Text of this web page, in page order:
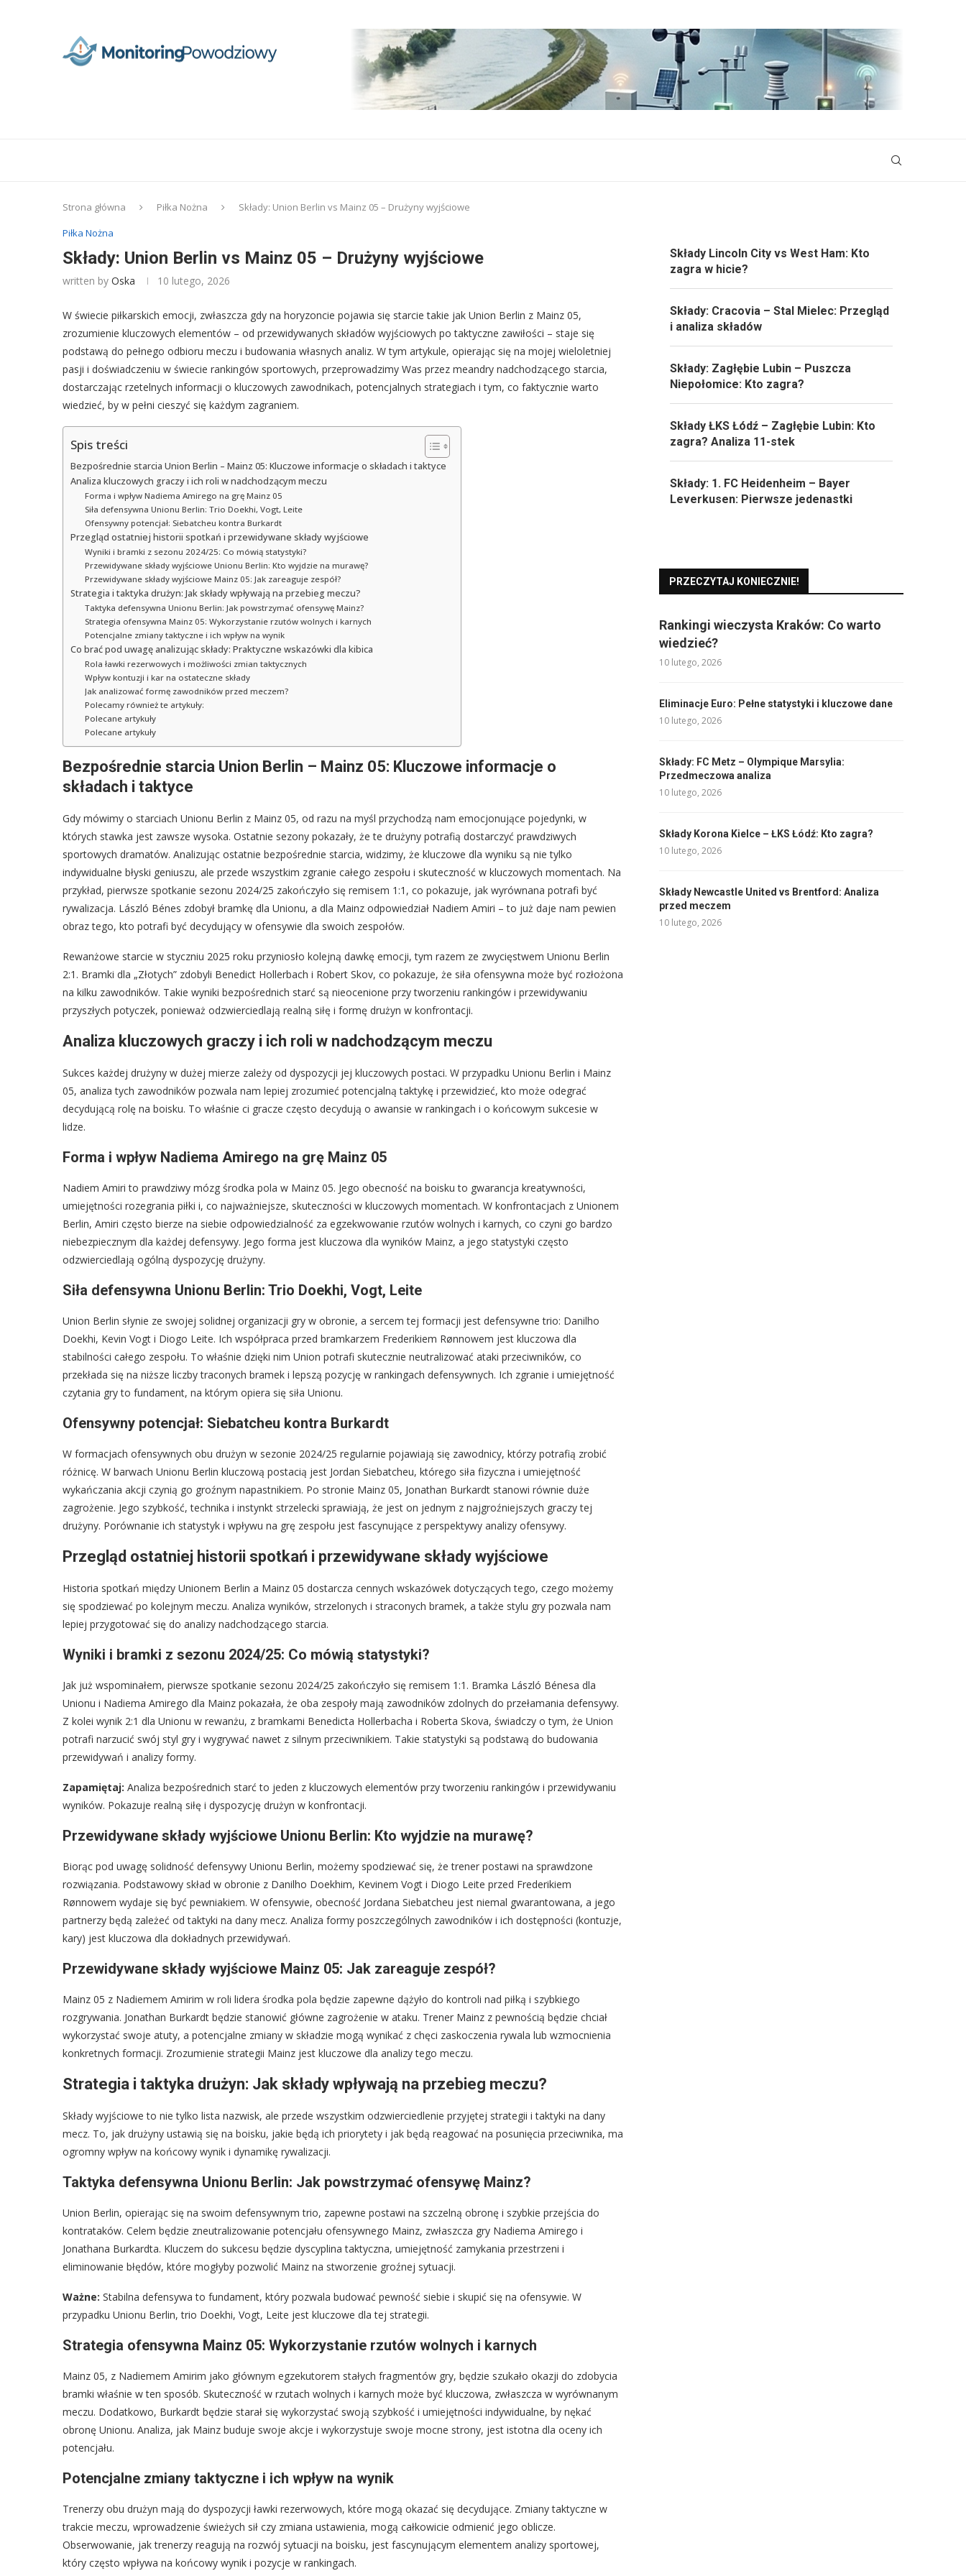
Strona główna Piłka Nożna
Składy: Union Berlin vs Mainz 05 – Drużyny wyjściowe
Piłka Nożna
Składy: Union Berlin vs Mainz 05 – Drużyny wyjściowe
written by Oska 10 lutego, 2026
W świecie piłkarskich emocji, zwłaszcza gdy na horyzoncie pojawia się starcie takie jak Union Berlin z Mainz 05,
zrozumienie kluczowych elementów – od przewidywanych składów wyjściowych po taktyczne zawiłości – staje się
podstawą do pełnego odbioru meczu i budowania własnych analiz. W tym artykule, opierając się na mojej wieloletniej
pasji i doświadczeniu w świecie rankingów sportowych, przeprowadzimy Was przez meandry nadchodzącego starcia,
dostarczając rzetelnych informacji o kluczowych zawodnikach, potencjalnych strategiach i tym, co faktycznie warto
wiedzieć, by w pełni cieszyć się każdym zagraniem.
Spis treści
Bezpośrednie starcia Union Berlin – Mainz 05: Kluczowe informacje o składach i taktyce
Analiza kluczowych graczy i ich roli w nadchodzącym meczu
Forma i wpływ Nadiema Amirego na grę Mainz 05
Siła defensywna Unionu Berlin: Trio Doekhi, Vogt, Leite
Ofensywny potencjał: Siebatcheu kontra Burkardt
Przegląd ostatniej historii spotkań i przewidywane składy wyjściowe
Wyniki i bramki z sezonu 2024/25: Co mówią statystyki?
Przewidywane składy wyjściowe Unionu Berlin: Kto wyjdzie na murawę?
Przewidywane składy wyjściowe Mainz 05: Jak zareaguje zespół?
Strategia i taktyka drużyn: Jak składy wpływają na przebieg meczu?
Taktyka defensywna Unionu Berlin: Jak powstrzymać ofensywę Mainz?
Strategia ofensywna Mainz 05: Wykorzystanie rzutów wolnych i karnych
Potencjalne zmiany taktyczne i ich wpływ na wynik
Co brać pod uwagę analizując składy: Praktyczne wskazówki dla kibica
Rola ławki rezerwowych i możliwości zmian taktycznych
Wpływ kontuzji i kar na ostateczne składy
Jak analizować formę zawodników przed meczem?
Polecamy również te artykuły:
Polecane artykuły
Polecane artykuły
Bezpośrednie starcia Union Berlin – Mainz 05: Kluczowe informacje o
składach i taktyce
Gdy mówimy o starciach Unionu Berlin z Mainz 05, od razu na myśl przychodzą nam emocjonujące pojedynki, w
których stawka jest zawsze wysoka. Ostatnie sezony pokazały, że te drużyny potrafią dostarczyć prawdziwych
sportowych dramatów. Analizując ostatnie bezpośrednie starcia, widzimy, że kluczowe dla wyniku są nie tylko
indywidualne błyski geniuszu, ale przede wszystkim zgranie całego zespołu i skuteczność w kluczowych momentach. Na
przykład, pierwsze spotkanie sezonu 2024/25 zakończyło się remisem 1:1, co pokazuje, jak wyrównana potrafi być
rywalizacja. László Bénes zdobył bramkę dla Unionu, a dla Mainz odpowiedział Nadiem Amiri – to już daje nam pewien
obraz tego, kto potrafi być decydujący w ofensywie dla swoich zespołów.
Rewanżowe starcie w styczniu 2025 roku przyniosło kolejną dawkę emocji, tym razem ze zwycięstwem Unionu Berlin
2:1. Bramki dla „Złotych” zdobyli Benedict Hollerbach i Robert Skov, co pokazuje, że siła ofensywna może być rozłożona
na kilku zawodników. Takie wyniki bezpośrednich starć są nieocenione przy tworzeniu rankingów i przewidywaniu
przyszłych potyczek, ponieważ odzwierciedlają realną siłę i formę drużyn w konfrontacji.
Analiza kluczowych graczy i ich roli w nadchodzącym meczu
Sukces każdej drużyny w dużej mierze zależy od dyspozycji jej kluczowych postaci. W przypadku Unionu Berlin i Mainz
05, analiza tych zawodników pozwala nam lepiej zrozumieć potencjalną taktykę i przewidzieć, kto może odegrać
decydującą rolę na boisku. To właśnie ci gracze często decydują o awansie w rankingach i o końcowym sukcesie w
lidze.
Forma i wpływ Nadiema Amirego na grę Mainz 05
Nadiem Amiri to prawdziwy mózg środka pola w Mainz 05. Jego obecność na boisku to gwarancja kreatywności,
umiejętności rozegrania piłki i, co najważniejsze, skuteczności w kluczowych momentach. W konfrontacjach z Unionem
Berlin, Amiri często bierze na siebie odpowiedzialność za egzekwowanie rzutów wolnych i karnych, co czyni go bardzo
niebezpiecznym dla każdej defensywy. Jego forma jest kluczowa dla wyników Mainz, a jego statystyki często
odzwierciedlają ogólną dyspozycję drużyny.
Siła defensywna Unionu Berlin: Trio Doekhi, Vogt, Leite
Union Berlin słynie ze swojej solidnej organizacji gry w obronie, a sercem tej formacji jest defensywne trio: Danilho
Doekhi, Kevin Vogt i Diogo Leite. Ich współpraca przed bramkarzem Frederikiem Rønnowem jest kluczowa dla
stabilności całego zespołu. To właśnie dzięki nim Union potrafi skutecznie neutralizować ataki przeciwników, co
przekłada się na niższe liczby traconych bramek i lepszą pozycję w rankingach defensywnych. Ich zgranie i umiejętność
czytania gry to fundament, na którym opiera się siła Unionu.
Ofensywny potencjał: Siebatcheu kontra Burkardt
W formacjach ofensywnych obu drużyn w sezonie 2024/25 regularnie pojawiają się zawodnicy, którzy potrafią zrobić
różnicę. W barwach Unionu Berlin kluczową postacią jest Jordan Siebatcheu, którego siła fizyczna i umiejętność
wykańczania akcji czynią go groźnym napastnikiem. Po stronie Mainz 05, Jonathan Burkardt stanowi równie duże
zagrożenie. Jego szybkość, technika i instynkt strzelecki sprawiają, że jest on jednym z najgroźniejszych graczy tej
drużyny. Porównanie ich statystyk i wpływu na grę zespołu jest fascynujące z perspektywy analizy ofensywy.
Przegląd ostatniej historii spotkań i przewidywane składy wyjściowe
Historia spotkań między Unionem Berlin a Mainz 05 dostarcza cennych wskazówek dotyczących tego, czego możemy
się spodziewać po kolejnym meczu. Analiza wyników, strzelonych i straconych bramek, a także stylu gry pozwala nam
lepiej przygotować się do analizy nadchodzącego starcia.
Wyniki i bramki z sezonu 2024/25: Co mówią statystyki?
Jak już wspominałem, pierwsze spotkanie sezonu 2024/25 zakończyło się remisem 1:1. Bramka László Bénesa dla
Unionu i Nadiema Amirego dla Mainz pokazała, że oba zespoły mają zawodników zdolnych do przełamania defensywy.
Z kolei wynik 2:1 dla Unionu w rewanżu, z bramkami Benedicta Hollerbacha i Roberta Skova, świadczy o tym, że Union
potrafi narzucić swój styl gry i wygrywać nawet z silnym przeciwnikiem. Takie statystyki są podstawą do budowania
przewidywań i analizy formy.
Zapamiętaj: Analiza bezpośrednich starć to jeden z kluczowych elementów przy tworzeniu rankingów i przewidywaniu
wyników. Pokazuje realną siłę i dyspozycję drużyn w konfrontacji.
Przewidywane składy wyjściowe Unionu Berlin: Kto wyjdzie na murawę?
Biorąc pod uwagę solidność defensywy Unionu Berlin, możemy spodziewać się, że trener postawi na sprawdzone
rozwiązania. Podstawowy skład w obronie z Danilho Doekhim, Kevinem Vogt i Diogo Leite przed Frederikiem
Rønnowem wydaje się być pewniakiem. W ofensywie, obecność Jordana Siebatcheu jest niemal gwarantowana, a jego
partnerzy będą zależeć od taktyki na dany mecz. Analiza formy poszczególnych zawodników i ich dostępności (kontuzje,
kary) jest kluczowa dla dokładnych przewidywań.
Przewidywane składy wyjściowe Mainz 05: Jak zareaguje zespół?
Mainz 05 z Nadiemem Amirim w roli lidera środka pola będzie zapewne dążyło do kontroli nad piłką i szybkiego
rozgrywania. Jonathan Burkardt będzie stanowić główne zagrożenie w ataku. Trener Mainz z pewnością będzie chciał
wykorzystać swoje atuty, a potencjalne zmiany w składzie mogą wynikać z chęci zaskoczenia rywala lub wzmocnienia
konkretnych formacji. Zrozumienie strategii Mainz jest kluczowe dla analizy tego meczu.
Strategia i taktyka drużyn: Jak składy wpływają na przebieg meczu?
Składy wyjściowe to nie tylko lista nazwisk, ale przede wszystkim odzwierciedlenie przyjętej strategii i taktyki na dany
mecz. To, jak drużyny ustawią się na boisku, jakie będą ich priorytety i jak będą reagować na posunięcia przeciwnika, ma
ogromny wpływ na końcowy wynik i dynamikę rywalizacji.
Taktyka defensywna Unionu Berlin: Jak powstrzymać ofensywę Mainz?
Union Berlin, opierając się na swoim defensywnym trio, zapewne postawi na szczelną obronę i szybkie przejścia do
kontrataków. Celem będzie zneutralizowanie potencjału ofensywnego Mainz, zwłaszcza gry Nadiema Amirego i
Jonathana Burkardta. Kluczem do sukcesu będzie dyscyplina taktyczna, umiejętność zamykania przestrzeni i
eliminowanie błędów, które mogłyby pozwolić Mainz na stworzenie groźnej sytuacji.
Ważne: Stabilna defensywa to fundament, który pozwala budować pewność siebie i skupić się na ofensywie. W
przypadku Unionu Berlin, trio Doekhi, Vogt, Leite jest kluczowe dla tej strategii.
Strategia ofensywna Mainz 05: Wykorzystanie rzutów wolnych i karnych
Mainz 05, z Nadiemem Amirim jako głównym egzekutorem stałych fragmentów gry, będzie szukało okazji do zdobycia
bramki właśnie w ten sposób. Skuteczność w rzutach wolnych i karnych może być kluczowa, zwłaszcza w wyrównanym
meczu. Dodatkowo, Burkardt będzie starał się wykorzystać swoją szybkość i umiejętności indywidualne, by nękać
obronę Unionu. Analiza, jak Mainz buduje swoje akcje i wykorzystuje swoje mocne strony, jest istotna dla oceny ich
potencjału.
Potencjalne zmiany taktyczne i ich wpływ na wynik
Trenerzy obu drużyn mają do dyspozycji ławki rezerwowych, które mogą okazać się decydujące. Zmiany taktyczne w
trakcie meczu, wprowadzenie świeżych sił czy zmiana ustawienia, mogą całkowicie odmienić jego oblicze.
Obserwowanie, jak trenerzy reagują na rozwój sytuacji na boisku, jest fascynującym elementem analizy sportowej,
który często wpływa na końcowy wynik i pozycje w rankingach.
Składy Lincoln City vs West Ham: Kto
zagra w hicie?
Składy: Cracovia – Stal Mielec: Przegląd
i analiza składów
Składy: Zagłębie Lubin – Puszcza
Niepołomice: Kto zagra?
Składy ŁKS Łódź – Zagłębie Lubin: Kto
zagra? Analiza 11-stek
Składy: 1. FC Heidenheim – Bayer
Leverkusen: Pierwsze jedenastki
PRZECZYTAJ KONIECZNIE!
Rankingi wieczysta Kraków: Co warto
wiedzieć?
10 lutego, 2026
Eliminacje Euro: Pełne statystyki i kluczowe dane
10 lutego, 2026
Składy: FC Metz – Olympique Marsylia:
Przedmeczowa analiza
10 lutego, 2026
Składy Korona Kielce – ŁKS Łódź: Kto zagra?
10 lutego, 2026
Składy Newcastle United vs Brentford: Analiza
przed meczem
10 lutego, 2026